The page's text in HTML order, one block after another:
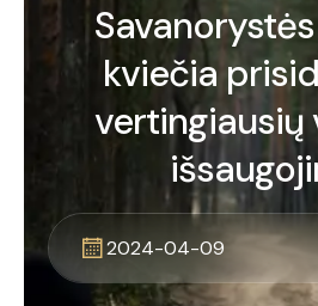
kviečia
vertingiausių
2024-04-09